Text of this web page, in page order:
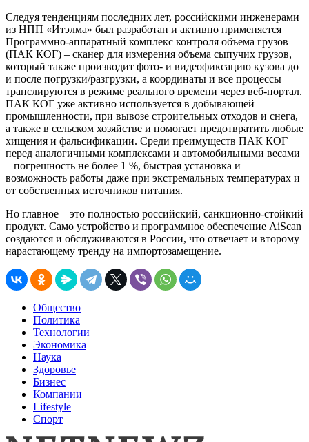
Следуя тенденциям последних лет, российскими инженерами
из НПП «Итэлма» был разработан и активно применяется
Программно-аппаратный комплекс контроля объема грузов
(ПАК КОГ) – сканер для измерения объема сыпучих грузов,
который также производит фото- и видеофиксацию кузова до
и после погрузки/разгрузки, а координаты и все процессы
транслируются в режиме реального времени через веб-портал.
ПАК КОГ уже активно используется в добывающей
промышленности, при вывозе строительных отходов и снега,
а также в сельском хозяйстве и помогает предотвратить любые
хищения и фальсификации. Среди преимуществ ПАК КОГ
перед аналогичными комплексами и автомобильными весами
– погрешность не более 1 %, быстрая установка и
возможность работы даже при экстремальных температурах и
от собственных источников питания.
Но главное – это полностью российский, санкционно-стойкий
продукт. Само устройство и программное обеспечение AiScan
создаются и обслуживаются в России, что отвечает и второму
нарастающему тренду на импортозамещение.
Общество
Политика
Технологии
Экономика
Наука
Здоровье
Бизнес
Компании
Lifestyle
Спорт